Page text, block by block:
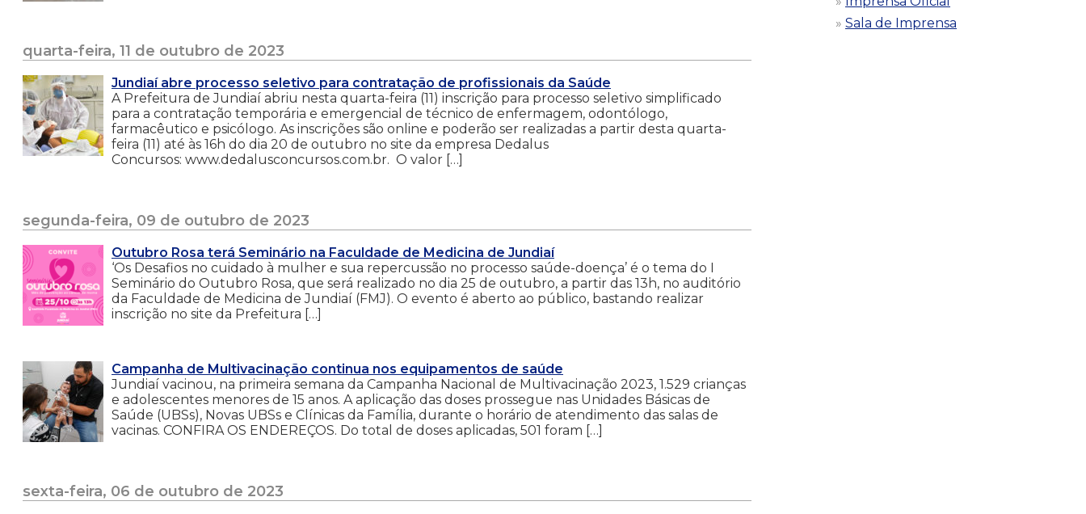
quarta-feira, 11 de outubro de 2023
Jundiaí abre processo seletivo para contratação de profissionais da Saúde
A Prefeitura de Jundiaí abriu nesta quarta-feira (11) inscrição para processo seletivo simplificado
para a contratação temporária e emergencial de técnico de enfermagem, odontólogo,
farmacêutico e psicólogo. As inscrições são online e poderão ser realizadas a partir desta quarta-
feira (11) até às 16h do dia 20 de outubro no site da empresa Dedalus
Concursos: www.dedalusconcursos.com.br. O valor […]
segunda-feira, 09 de outubro de 2023
Outubro Rosa terá Seminário na Faculdade de Medicina de Jundiaí
‘Os Desafios no cuidado à mulher e sua repercussão no processo saúde-doença’ é o tema do I
Seminário do Outubro Rosa, que será realizado no dia 25 de outubro, a partir das 13h, no auditório
da Faculdade de Medicina de Jundiaí (FMJ). O evento é aberto ao público, bastando realizar
inscrição no site da Prefeitura […]
Campanha de Multivacinação continua nos equipamentos de saúde
Jundiaí vacinou, na primeira semana da Campanha Nacional de Multivacinação 2023, 1.529 crianças
e adolescentes menores de 15 anos. A aplicação das doses prossegue nas Unidades Básicas de
Saúde (UBSs), Novas UBSs e Clínicas da Família, durante o horário de atendimento das salas de
vacinas. CONFIRA OS ENDEREÇOS. Do total de doses aplicadas, 501 foram […]
sexta-feira, 06 de outubro de 2023
Sala de Imprensa